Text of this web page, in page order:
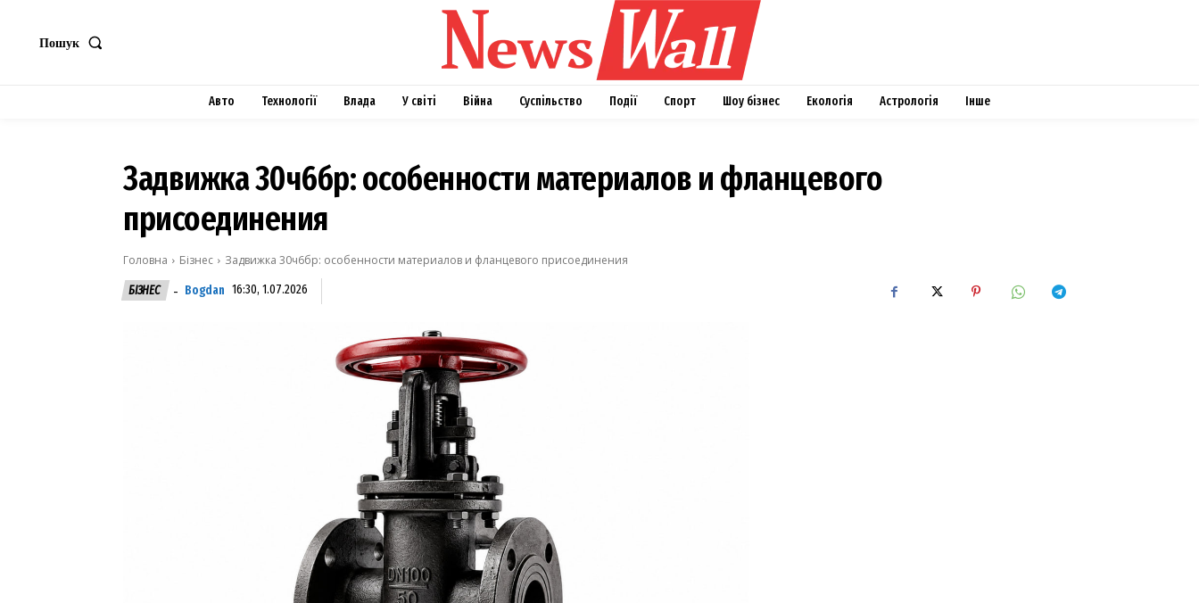
Пошук
Авто Технології Влада У світі Війна Суспільство Події Спорт Шоу бізнес Екологія Астрологія Інше
Задвижка 30ч6бр: особенности материалов и фланцевого
присоединения
Головна Бізнес
Задвижка 30ч6бр: особенности материалов и фланцевого присоединения
БІЗНЕС
- Bogdan 16:30, 1.07.2026